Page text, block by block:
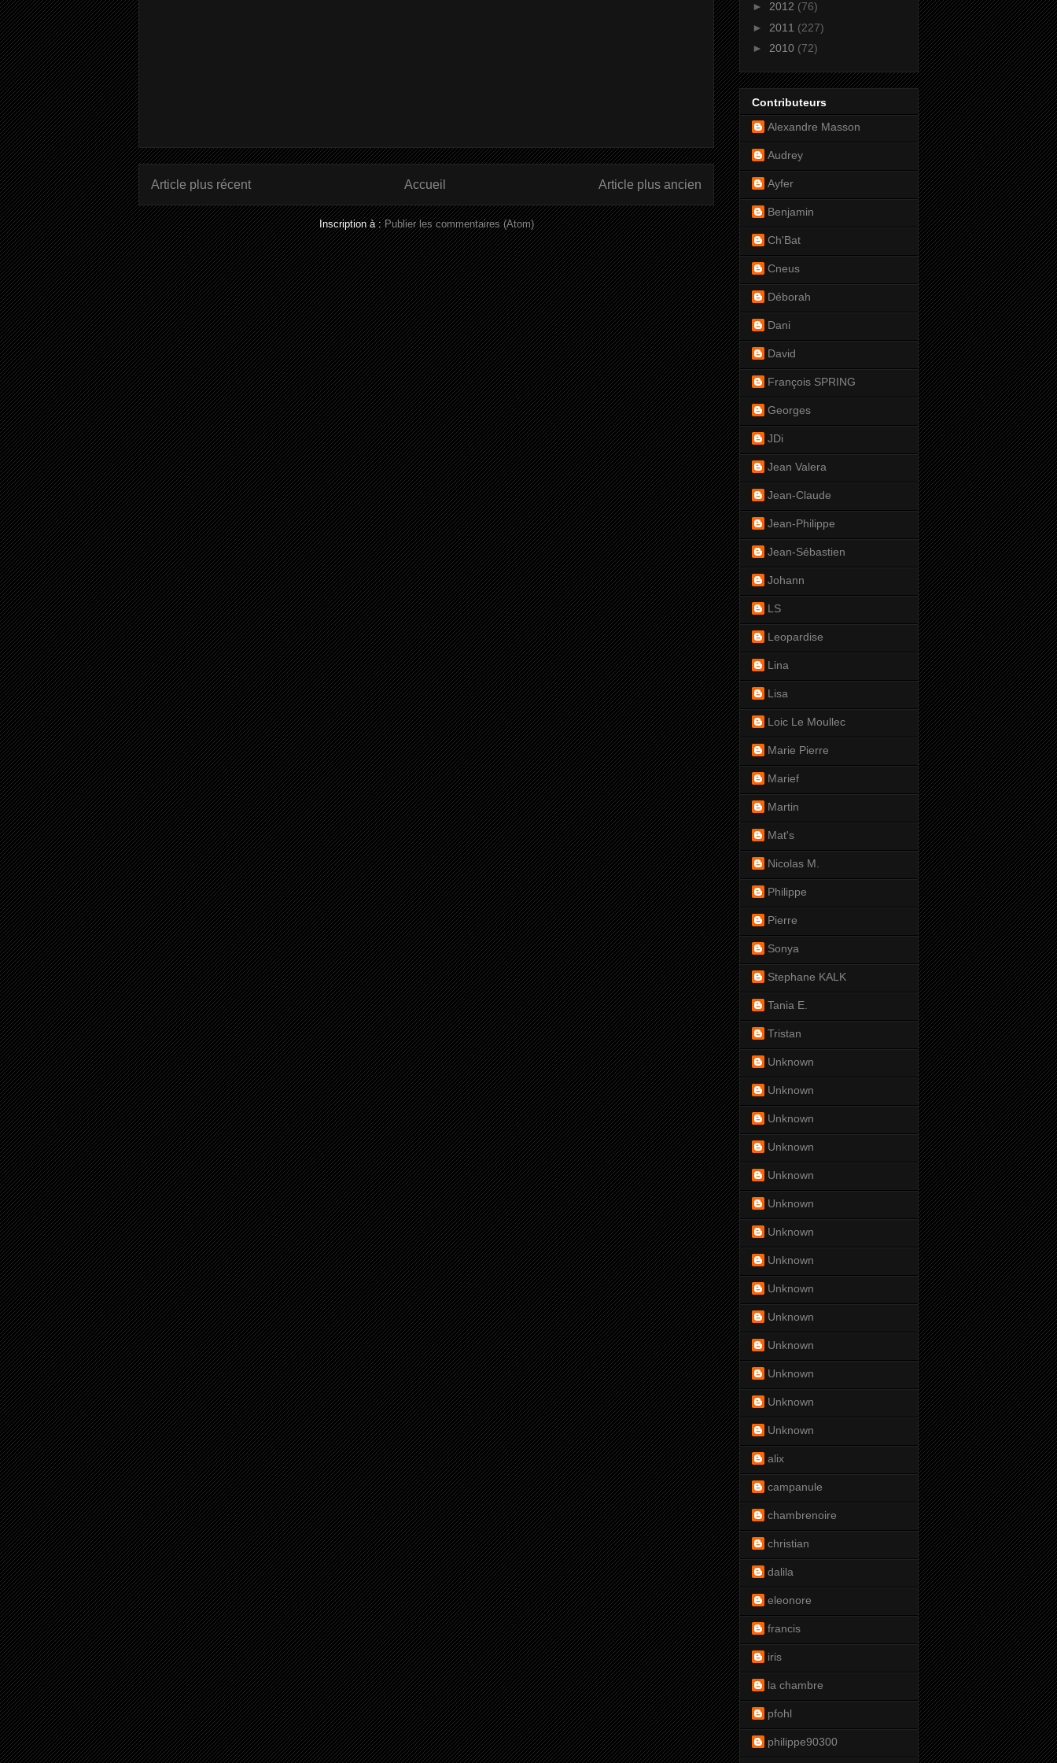
Article plus récent Article plus ancien
Accueil
Inscription à :Publier les commentaires (Atom)
► 2012 (76)
► 2011 (227)
► 2010 (72)
Contributeurs
Alexandre Masson
Audrey
Ayfer
Benjamin
Ch'Bat
Cneus
Déborah
Dani
David
François SPRING
Georges
JDi
Jean Valera
Jean-Claude
Jean-Philippe
Jean-Sébastien
Johann
LS
Leopardise
Lina
Lisa
Loic Le Moullec
Marie Pierre
Marief
Martin
Mat's
Nicolas M.
Philippe
Pierre
Sonya
Stephane KALK
Tania E.
Tristan
Unknown
Unknown
Unknown
Unknown
Unknown
Unknown
Unknown
Unknown
Unknown
Unknown
Unknown
Unknown
Unknown
Unknown
alix
campanule
chambrenoire
christian
dalila
eleonore
francis
iris
la chambre
pfohl
philippe90300